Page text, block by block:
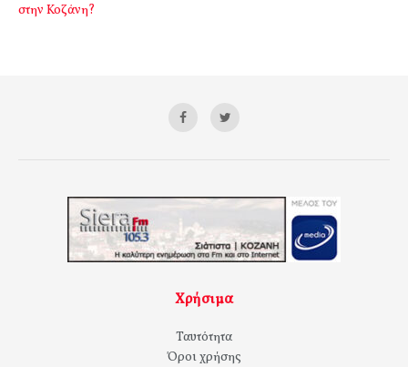
στην Κοζάνη?
Χρήσιμα
Ταυτότητα
Όροι χρήσης